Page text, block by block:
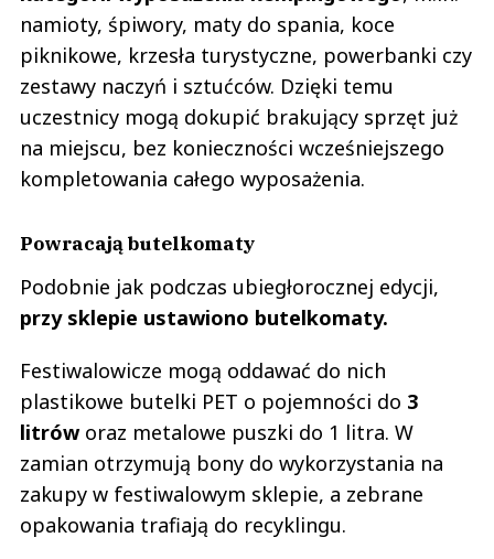
namioty, śpiwory, maty do spania, koce
piknikowe, krzesła turystyczne, powerbanki czy
zestawy naczyń i sztućców. Dzięki temu
uczestnicy mogą dokupić brakujący sprzęt już
na miejscu, bez konieczności wcześniejszego
kompletowania całego wyposażenia.
Powracają butelkomaty
Podobnie jak podczas ubiegłorocznej edycji,
przy sklepie ustawiono butelkomaty.
Festiwalowicze mogą oddawać do nich
plastikowe butelki PET o pojemności do 3
litróworaz metalowe puszki do 1 litra. W
zamian otrzymują bony do wykorzystania na
zakupy w festiwalowym sklepie, a zebrane
opakowania trafiają do recyklingu.